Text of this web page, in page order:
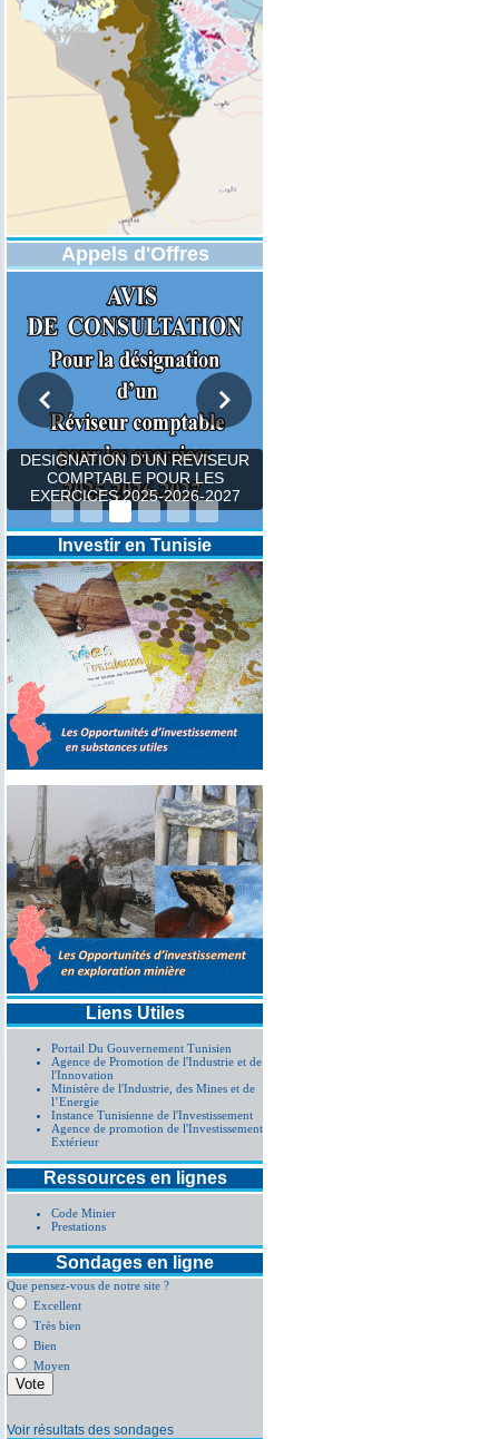
Appels d'Offres
DESIGNATION D’UN REVISEUR
COMPTABLE POUR LES
EXERCICES 2025-2026-2027
Investir en Tunisie
Liens Utiles
Portail Du Gouvernement Tunisien
Agence de Promotion de l'Industrie et de
l'Innovation
Ministère de l'Industrie, des Mines et de
l’Energie
Instance Tunisienne de l'Investissement
Agence de promotion de l'Investissement
Extérieur
Ressources en lignes
Code Minier
Prestations
Sondages en ligne
Que pensez-vous de notre site ?
Excellent
Très bien
Bien
Moyen
Voir résultats des sondages